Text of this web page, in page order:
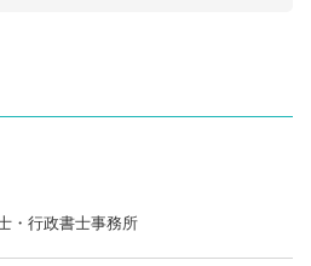
・行政書士事務所